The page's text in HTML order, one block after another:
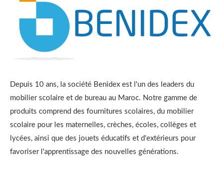
Depuis 10 ans, la société Benidex est l'un des leaders du
mobilier scolaire et de bureau au Maroc. Notre gamme de
produits comprend des fournitures scolaires, du mobilier
scolaire pour les maternelles, crèches, écoles, collèges et
lycées, ainsi que des jouets éducatifs et d'extérieurs pour
favoriser l'apprentissage des nouvelles générations.